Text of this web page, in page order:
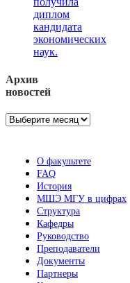
диплом
кандидата
экономических
наук.
Архив
новостей
Архив
О факультете
FAQ
История
МШЭ МГУ в цифрах
Структура
Кафедры
Руководство
Преподаватели
Документы
Партнеры